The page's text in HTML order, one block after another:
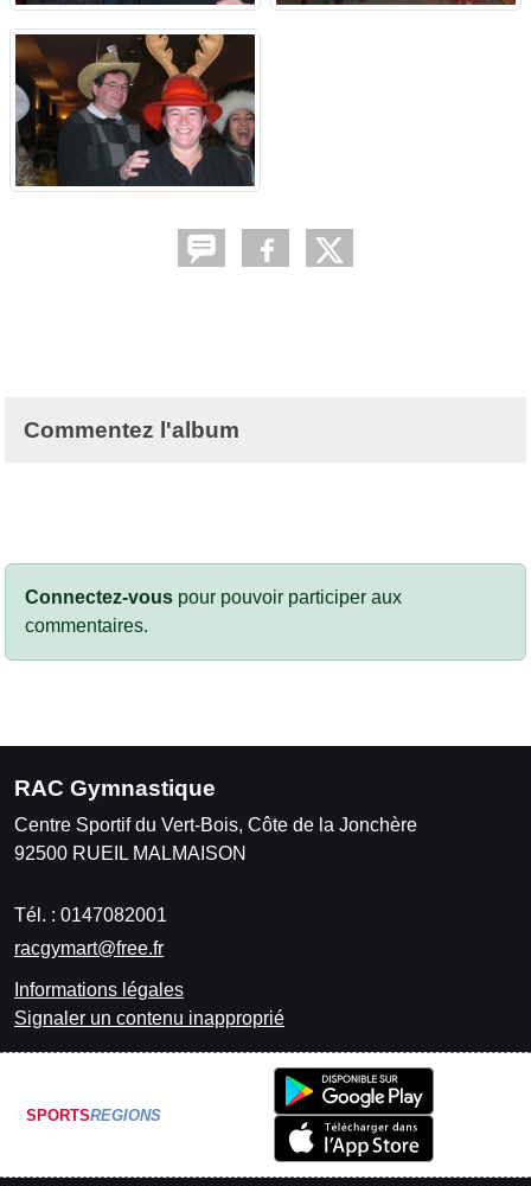
Commentez l'album
Connectez-vous pour pouvoir participer aux
commentaires.
RAC Gymnastique
Centre Sportif du Vert-Bois, Côte de la Jonchère
92500 RUEIL MALMAISON
Tél. : 0147082001
racgymart@free.fr
Informations légales
Signaler un contenu inapproprié
SPORTSREGIONS